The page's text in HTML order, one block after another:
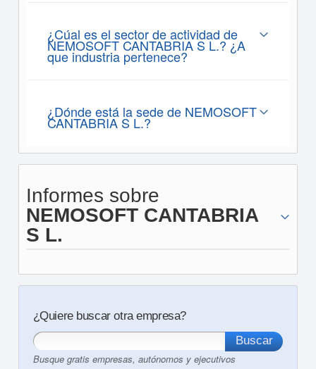
¿Cúal es el sector de actividad de
NEMOSOFT CANTABRIA S L.? ¿A
que industria pertenece?
¿Dónde está la sede de NEMOSOFT
CANTABRIA S L.?
Informes sobre
NEMOSOFT CANTABRIA
S L.
¿Quiere buscar otra empresa?
Busque gratis empresas, autónomos y ejecutivos